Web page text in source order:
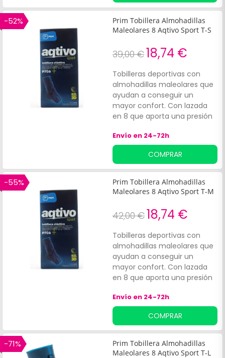
los impactos, además de
relajar el tobillo y
proporcionar una mejor
compresión ayuda a
proteger los músculos,
articulaciones de sobrecarga
a la vez que favorece la
circulación sanguínea y un
mejor rendimiento muscular.
Su tejido transpirable ayuda a
eliminar la humedad creada
por la sudoración dejando la
piel seca.
-52%
Prim Tobillera Almohadillas
Maleolares 8 Aqtivo Sport T-S
39,00 €18,74 €
Tobilleras deportivas con
almohadillas maleolares que
ayudan a conseguir un
mayor confort. Con lazada
en 8 que aporta una presión
músculos y articulaciones de
sobrecarga, favoreciendo la
circulación sanguínea y
proporcionando un mejor
rendimiento muscular.
Envío en 24-72h
COMPRAR
-55%
Prim Tobillera Almohadillas
Maleolares 8 Aqtivo Sport T-M
42,00 €18,74 €
Tobilleras deportivas con
almohadillas maleolares que
ayudan a conseguir un
mayor confort. Con lazada
en 8 que aporta una presión
músculos y articulaciones de
sobrecarga, favoreciendo la
circulación sanguínea y
proporcionando un mejor
rendimiento muscular.
Envío en 24-72h
COMPRAR
-71%
Prim Tobillera Almohadillas
Maleolares 8 Aqtivo Sport T-L